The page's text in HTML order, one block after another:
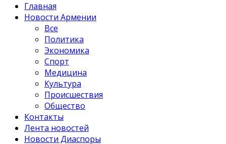
Главная
Новости Армении
Все
Политика
Экономика
Спорт
Медицина
Культура
Происшествия
Общество
Контакты
Лента новостей
Новости Диаспоры